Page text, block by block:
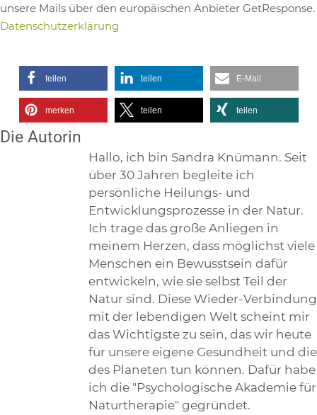
unsere Mails über den europäischen Anbieter GetResponse.
Datenschutzerklärung
teilen teilen E-Mail
merken teilen teilen
Die Autorin
Hallo, ich bin Sandra Knümann. Seit
über 30 Jahren begleite ich
persönliche Heilungs- und
Entwicklungsprozesse in der Natur.
Ich trage das große Anliegen in
meinem Herzen, dass möglichst viele
Menschen ein Bewusstsein dafür
entwickeln, wie sie selbst Teil der
Natur sind. Diese Wieder-Verbindung
mit der lebendigen Welt scheint mir
das Wichtigste zu sein, das wir heute
für unsere eigene Gesundheit und die
des Planeten tun können. Dafür habe
ich die "Psychologische Akademie für
Naturtherapie" gegründet.